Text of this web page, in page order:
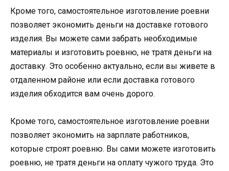
Кроме того, самостоятельное изготовление роевни
позволяет экономить деньги на доставке готового
изделия. Вы можете сами забрать необходимые
материалы и изготовить роевню, не тратя деньги на
доставку. Это особенно актуально, если вы живете в
отдаленном районе или если доставка готового
изделия обходится вам очень дорого.
Кроме того, самостоятельное изготовление роевни
позволяет экономить на зарплате работников,
которые строят роевню. Вы сами можете изготовить
роевню, не тратя деньги на оплату чужого труда. Это